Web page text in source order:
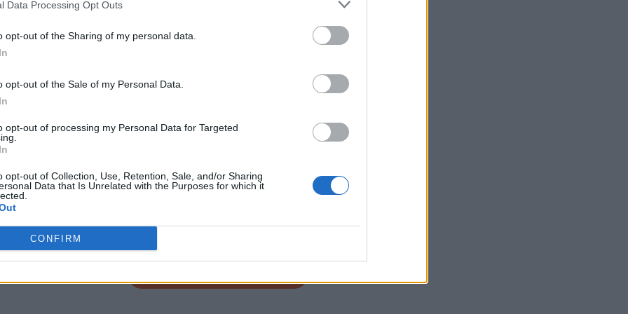
Data Processing Opt Outs
opt-out of the Sharing of my personal data.
opt-out of the Sale of my Personal Data.
opt-out of processing my Personal Data for Targeted
opt-out of Collection, Use, Retention, Sale, and/or Sharing
Data that Is Unrelated with the Purposes for which it
CONFIRM
Ο
Φωτιά σε επιχείρηση
9 Ιουλίου, 2026